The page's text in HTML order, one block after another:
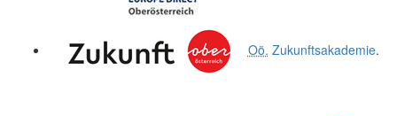
Oö. Zukunftsakademie.